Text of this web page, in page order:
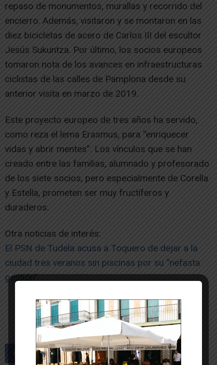
repaso de monumentos, murallas y recorrido del
encierro. Además, visitaron y se montaron en las
diez bicicletas de acero de Carlos III del escultor
Jesús Sukuntza. Por último, los socios europeos
tomaron nota de los avances en infraestructuras
ciclistas de las calles de Pamplona desde su
anterior visita en marzo de 2019.
Este proyecto europeo de tres años ha servido,
como reza el lema Erasmus, para “enriquecer
vidas y abrir mentes”. Los vínculos que se han
creado entre las familias, alumnado y profesorado
de los siete socios, pero especialmente de Corella
y Estella, prometen ser muy fructíferos y
duraderos.
Otra noticias de interés:
El PSN de Tudela acusa a Toquero de dejar a la
ciudad tres veranos sin piscinas por su “nefasta
gestión”
-- Publicidad --